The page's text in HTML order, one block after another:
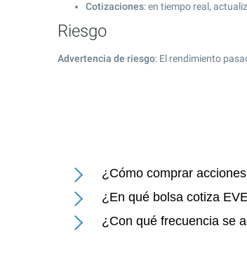
Cotizaciones: en tiempo real,
Riesgo
Advertencia de riesgo: El rendimiento
¿Cómo comprar
¿En qué bolsa cotiza
¿Con qué frecuencia se